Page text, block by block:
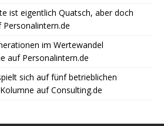
ist eigentlich Quatsch, aber doch
im Wertewandel
auf Personalintern.de
sich auf fünf betrieblichen
auf Consulting.de